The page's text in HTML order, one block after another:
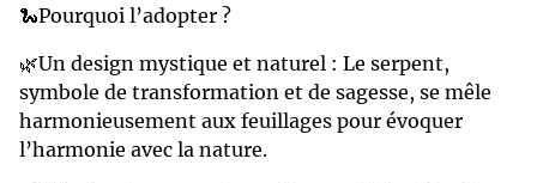
🐍Pourquoi l’adopter ?
🌿Un design mystique et naturel : Le serpent,
symbole de transformation et de sagesse, se mêle
harmonieusement aux feuillages pour évoquer
l’harmonie avec la nature.